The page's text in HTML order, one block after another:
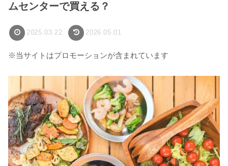
ムセンターで買える？
2025.03.22 2026.05.01
※当サイトはプロモーションが含まれています